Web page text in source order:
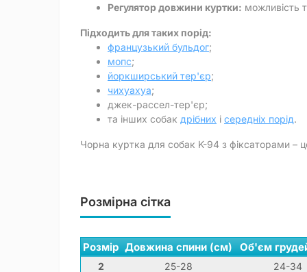
Регулятор довжини куртки: можливість
Підходить для таких порід:
французький бульдог;
мопс;
йоркширський тер'єр;
чихуахуа;
джек-рассел-тер'єр;
та інших собак дрібних і середніх порід.
Чорна куртка для собак K-94 з фіксаторами –
Розмірна сітка
Розмір Довжина спини (см) Об'єм
2 25-28
24-34